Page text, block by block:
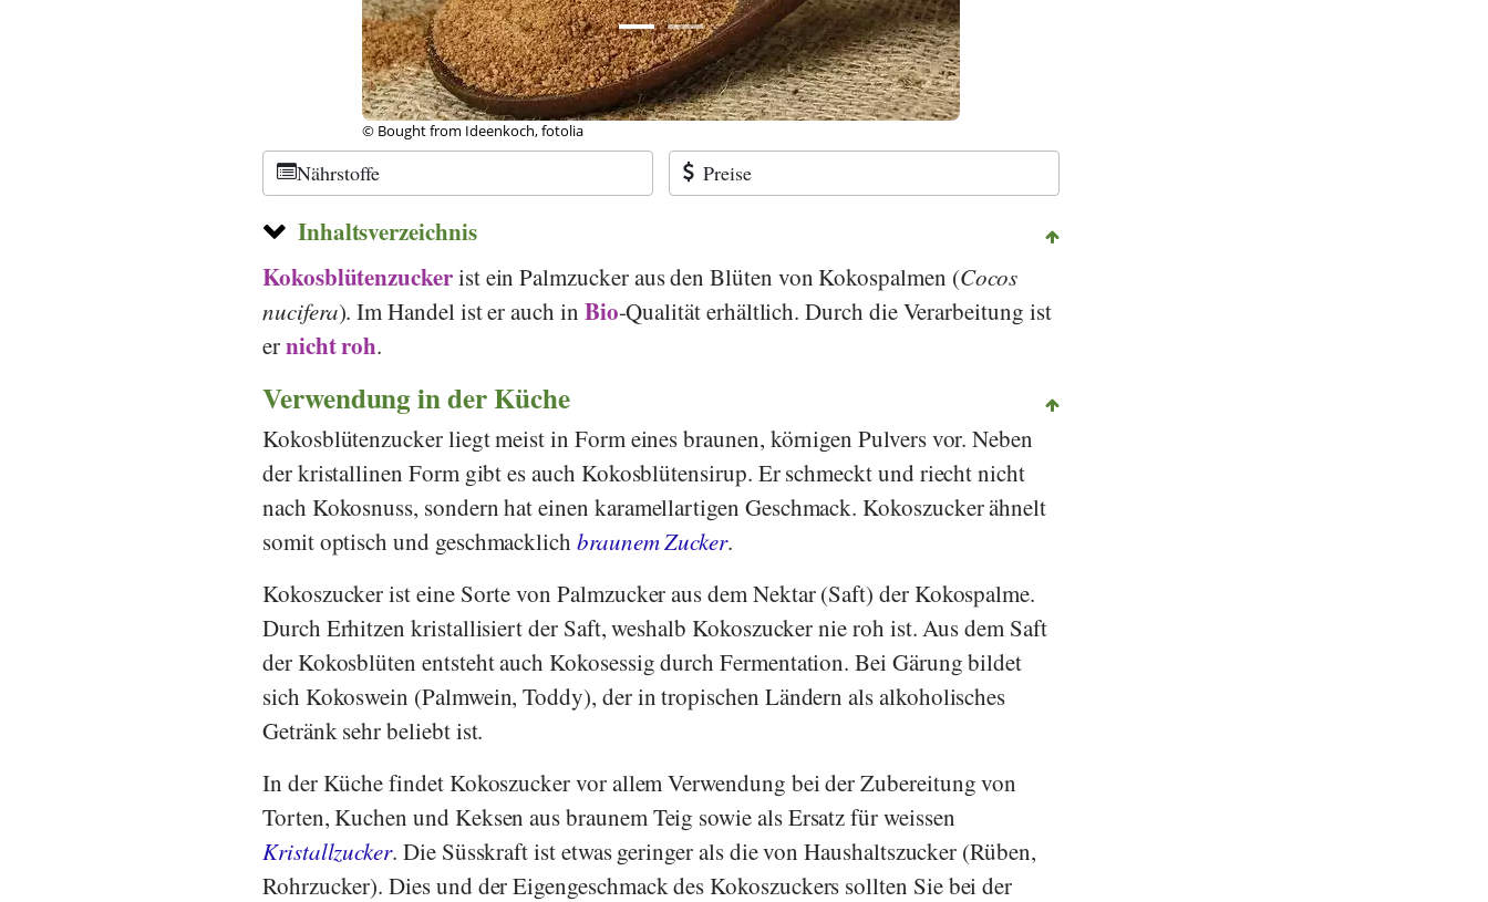
© CC-by-sa 3.0, VoDeTan2, Wikimedia Commons
Nährstoffe Preise
Inhaltsverzeichnis
Kokosblütenzuckerist ein Palmzucker aus den Blüten von Kokospalmen (Cocos
nucifera). Im Handel ist er auch in Bio-Qualität erhältlich. Durch die Verarbeitung ist
ernichtroh.
Verwendung in der Küche
Kokosblütenzucker liegt meist in Form eines braunen, körnigen Pulvers vor. Neben
der kristallinen Form gibt es auch Kokosblütensirup. Er schmeckt und riecht nicht
nach Kokosnuss, sondern hat einen karamellartigen Geschmack. Kokoszucker ähnelt
somit optisch und geschmacklich braunem Zucker.
Kokoszucker ist eine Sorte von Palmzucker aus dem Nektar (Saft) der Kokospalme.
Durch Erhitzen kristallisiert der Saft, weshalb Kokoszucker nie roh ist. Aus dem Saft
der Kokosblüten entsteht auch Kokosessig durch Fermentation. Bei Gärung bildet
sich Kokoswein (Palmwein, Toddy), der in tropischen Ländern als alkoholisches
Getränk sehr beliebt ist.
In der Küche findet Kokoszucker vor allem Verwendung bei der Zubereitung von
Torten, Kuchen und Keksen aus braunem Teig sowie als Ersatz für weissen
Kristallzucker. Die Süsskraft ist etwas geringer als die von Haushaltszucker (Rüben,
Rohrzucker). Dies und der Eigengeschmack des Kokoszuckers sollten Sie bei der